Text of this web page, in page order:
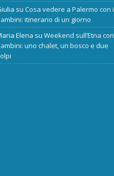
suCosa vedere a Palermo con i
itinerario di un giorno
Elena suWeekend sull’Etna con
uno chalet, un bosco e due